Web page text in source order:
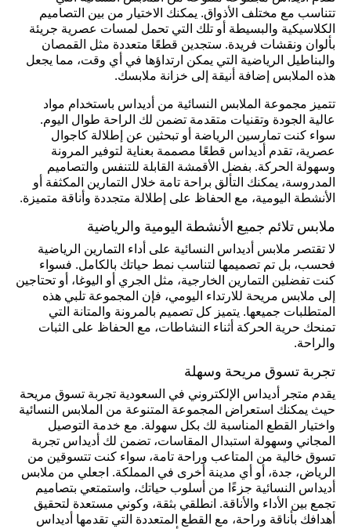
تتناسب مع مختلف الأذواق. يمكنك الاختيار من بين التصاميم
الكلاسيكية والبسيطة أو تلك التي تحمل لمسات عصرية جريئة
بألوان ونقشات فريدة. ستجدين قطعًا متعددة مثل القمصان
والبناطيل الرياضية التي يمكن ارتداؤها في أي وقت، مما يجعل
هذه الملابس إضافة أنيقة إلى خزانة ملابسك.
تتميز مجموعة الملابس النسائية من أديداس باستخدام مواد
عالية الجودة وتقنيات متقدمة تضمن لك الراحة طوال اليوم.
سواء كنت تمارسين الرياضة أو تبحثين عن إطلالة كاجوال
عصرية، تقدم أديداس قطعًا مصممة بعناية لتوفير المرونة
وسهولة الحركة. بفضل الأقمشة القابلة للتنفس والتصاميم
المدروسة، يمكنك التألق براحة تامة خلال التمارين المكثفة أو
الأنشطة اليومية، مع الحفاظ على إطلالة متجددة وأناقة متميزة.
ملابس تلائم جميع الأنشطة اليومية والرياضية
لا تقتصر ملابس أديداس النسائية على أداء التمارين الرياضية
فحسب، بل تم تصميمها لتناسب نمط حياتك بالكامل. فسواء
كنت تفضلين التمارين الخارجية، مثل الجري أو اليوغا، أو تحتاجين
إلى ملابس مريحة للارتداء اليومي، فإن المجموعة تلبي هذه
المتطلبات جميعها. يتميز كل تصميم بالمرونة والمتانة التي
تمنحك حرية الحركة أثناء النشاطات، مع الحفاظ على الثبات
والراحة.
تجربة تسوق مريحة وسهلة
يقدم متجر أديداس الإلكتروني في السعودية تجربة تسوق مريحة
حيث يمكنك استعراض المجموعة المتنوعة من الملابس النسائية
واختيار القطع المناسبة لك بكل سهولة. مع خدمة التوصيل
المجاني وسهولة استبدال المقاسات، تضمن لك أديداس تجربة
تسوق خالية من المتاعب وراحة تامة، سواء كنت تتسوقين من
الرياض، جدة، أو أي مدينة أخرى في المملكة. اجعلي من ملابس
أديداس النسائية جزءًا من أسلوب حياتك، واستمتعي بتصاميم
تجمع بين الأداء والأناقة. انطلقي بثقة، وكوني مستعدة لتحقيق
أهدافك بأناقة وراحة، مع القطع المتعددة التي تقدمها أديداس